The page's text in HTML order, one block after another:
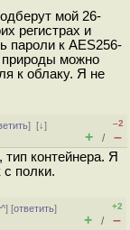
мой 26-
регистрах и
пароли к AES256-
природы можно
к облаку. Я не
][↓]
–2
+ / –
контейнера. Я
полки.
] [ответить]
+2
+ / –